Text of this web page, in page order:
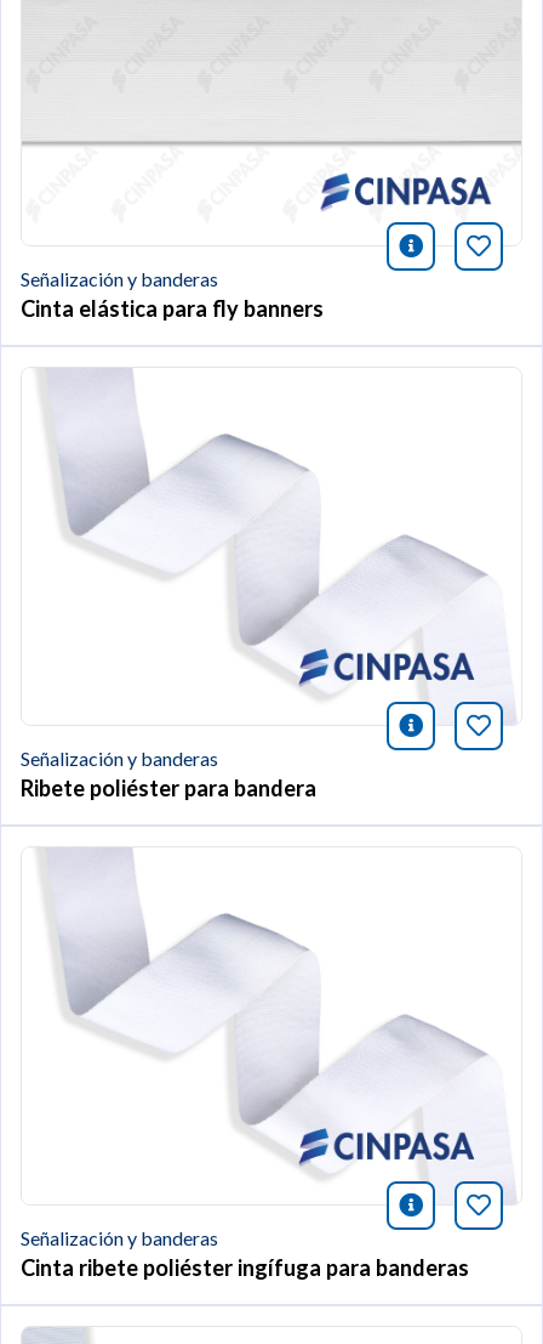
icono
Señalización y banderas
Cinta elástica para fly banners
icono
Señalización y banderas
Ribete poliéster para bandera
icono
Señalización y banderas
Cinta ribete poliéster ingífuga para banderas